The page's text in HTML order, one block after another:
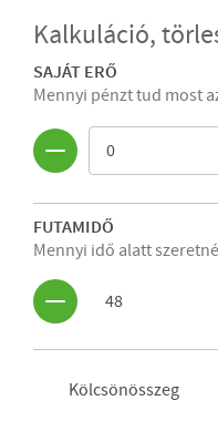
Kalkuláció,
SAJÁT ERŐ
Mennyi pénzt tud most
FUTAMIDŐ
Mennyi idő alatt
48
Kölcsönösszeg